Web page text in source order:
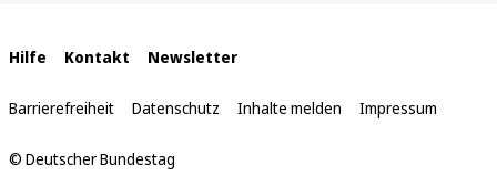
Interne
Links
Hilfe Kontakt Newsletter
Barrierefreiheit Datenschutz Inhalte melden Impressum
© Deutscher Bundestag